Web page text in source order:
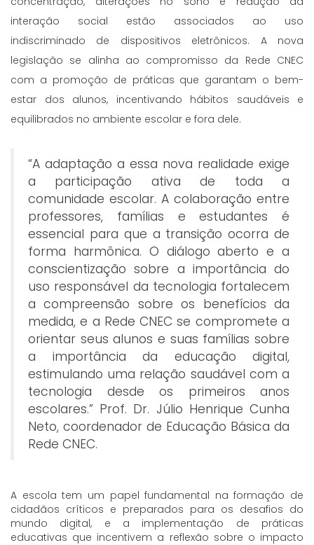
interação social estão associados ao uso
indiscriminado de dispositivos eletrônicos. A nova
legislação se alinha ao compromisso da Rede CNEC
com a promoção de práticas que garantam o bem-
estar dos alunos, incentivando hábitos saudáveis e
equilibrados no ambiente escolar e fora dele.
“A adaptação a essa nova realidade exige
a participação ativa de toda a
comunidade escolar. A colaboração entre
professores, famílias e estudantes é
essencial para que a transição ocorra de
forma harmônica. O diálogo aberto e a
conscientização sobre a importância do
uso responsável da tecnologia fortalecem
a compreensão sobre os benefícios da
medida, e a Rede CNEC se compromete a
orientar seus alunos e suas famílias sobre
a importância da educação digital,
estimulando uma relação saudável com a
tecnologia desde os primeiros anos
escolares.” Prof. Dr. Júlio Henrique Cunha
Neto, coordenador de Educação Básica da
Rede CNEC.
A escola tem um papel fundamental na formação de
cidadãos críticos e preparados para os desafios do
mundo digital, e a implementação de práticas
educativas que incentivem a reflexão sobre o impacto